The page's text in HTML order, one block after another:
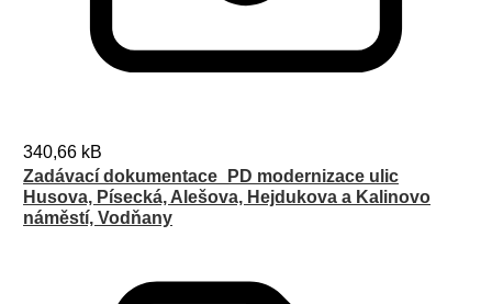
340,66 kB
Zadávací dokumentace_PD modernizace ulic
Husova, Písecká, Alešova, Hejdukova a Kalinovo
náměstí, Vodňany